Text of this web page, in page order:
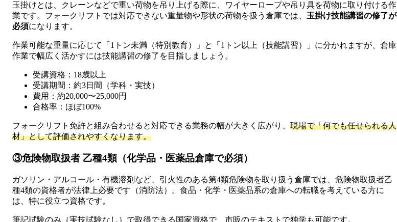
玉掛けとは、クレーンなどで重い荷物を吊り上げる際に、ワイヤーロープや吊り具を荷物に取り付ける作
業です。フォークリフトでは対応できない重量物や形状の荷物を扱う倉庫では、 玉掛け技能講習の修了が
必須になります。
作業可能な重量に応じて「1トン未満（特別教育）」と「1トン以上（技能講習）」に分かれますが、倉庫
作業で幅広く活かすには技能講習の修了を目指しましょう。
受講資格：18歳以上
受講期間：約3日間（学科・実技）
費用：約20,000〜25,000円
合格率：ほぼ100%
フォークリフト免許と組み合わせると対応できる業務の幅が大きく広がり、 現場で「何でも任せられる人
材」として評価されやすくなります。
③危険物取扱者 乙種4類（化学品・医薬品倉庫で必須）
ガソリン・アルコール・有機溶剤など、引火性のある第4類危険物を取り扱う倉庫では、危険物取扱者乙
種4類の資格者が法律上必要です（消防法）。食品・化学・医薬品系の倉庫への転職を考えている方に
は、特に役立つ資格です。
筆記試験のみ（実技試験なし）で取得できる国家資格で、市販のテキストで独学も可能です。